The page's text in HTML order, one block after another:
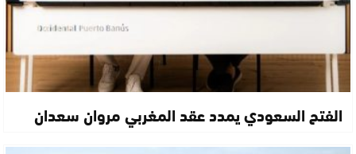
الفتح السعودي يمدد عقد المغربي مروان سعدان